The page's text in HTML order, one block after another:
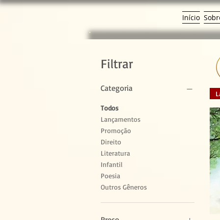
Início
Filtrar
Categoria
Todos
Lançamentos
Promoção
Direito
Literatura
Infantil
Poesia
Outros Gêneros